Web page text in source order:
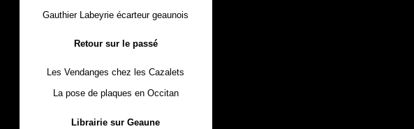
Gauthier Labeyrie écarteur geaunois
Retour sur le passé
Les Vendanges chez les Cazalets
La pose de plaques en Occitan
Librairie sur Geaune